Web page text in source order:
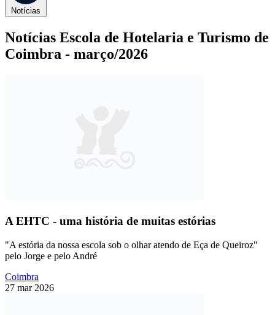
Notícias
Notícias Escola de Hotelaria e Turismo de
Coimbra - março/2026
A EHTC - uma história de muitas estórias
"A estória da nossa escola sob o olhar atendo de Eça de Queiroz"
pelo Jorge e pelo André
Coimbra
27 mar 2026